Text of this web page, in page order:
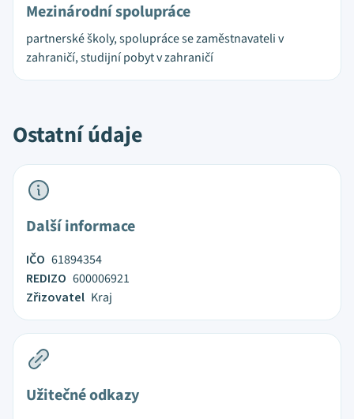
Mezinárodní spolupráce
partnerské školy, spolupráce se zaměstnavateli v
zahraničí, studijní pobyt v zahraničí
Ostatní údaje
Další informace
IČO 61894354
REDIZO 600006921
Zřizovatel Kraj
Užitečné odkazy